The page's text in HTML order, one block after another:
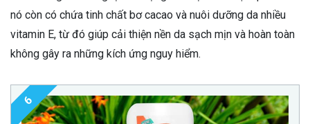
nó còn có chứa tinh chất bơ cacao và nuôi dưỡng da nhiều
vitamin E, từ đó giúp cải thiện nền da sạch mịn và hoàn toàn
không gây ra những kích ứng nguy hiểm.
6